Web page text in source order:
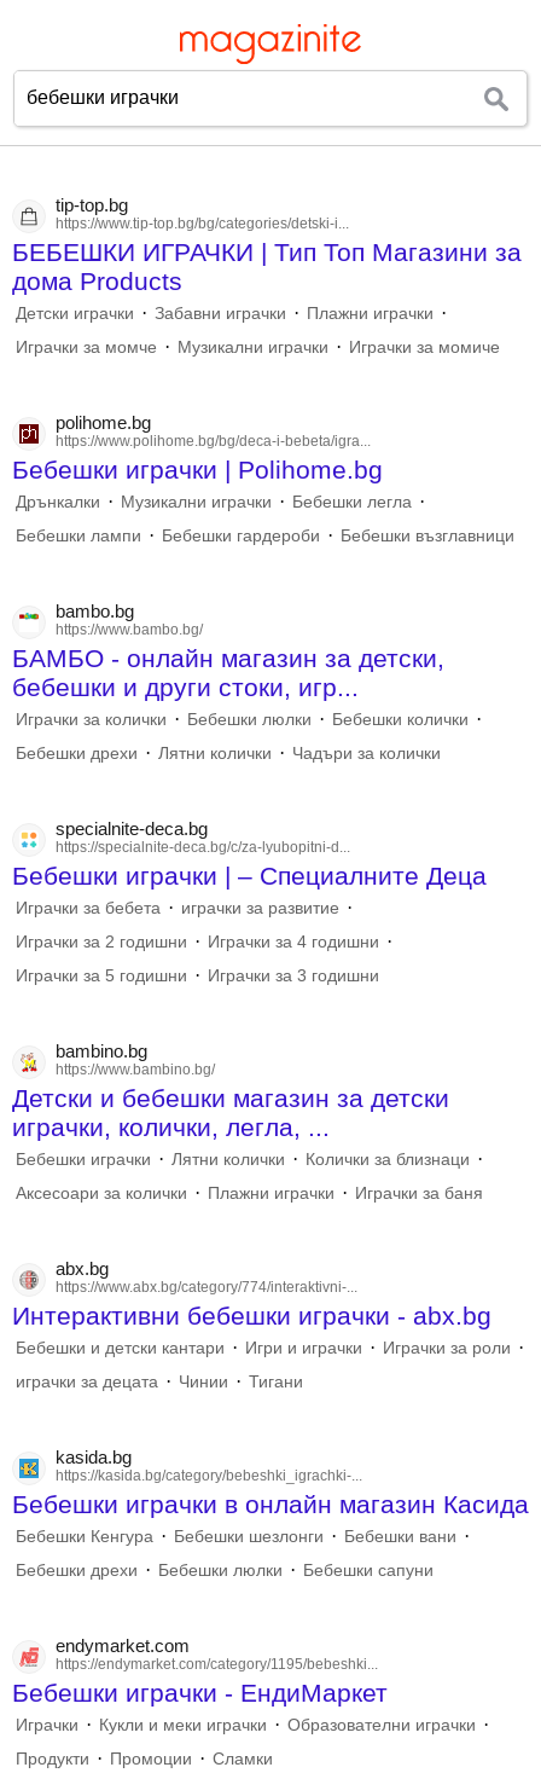
tip-top.bg
https://www.tip-top.bg/bg/categories/detski-i...
БЕБЕШКИ ИГРАЧКИ | Тип Топ Магазини за
дома Products
Детски играчки · Забавни играчки · Плажни играчки ·
Играчки за момче · Музикални играчки · Играчки за момиче
polihome.bg
https://www.polihome.bg/bg/deca-i-bebeta/igra...
Бебешки играчки | Polihome.bg
Дрънкалки · Музикални играчки · Бебешки легла ·
Бебешки лампи · Бебешки гардероби · Бебешки възглавници
bambo.bg
https://www.bambo.bg/
БАМБО - онлайн магазин за детски,
бебешки и други стоки, игр...
Играчки за колички · Бебешки люлки · Бебешки колички ·
Бебешки дрехи · Лятни колички · Чадъри за колички
specialnite-deca.bg
https://specialnite-deca.bg/c/za-lyubopitni-d...
Бебешки играчки | – Специалните Деца
Играчки за бебета · играчки за развитие ·
Играчки за 2 годишни · Играчки за 4 годишни ·
Играчки за 5 годишни · Играчки за 3 годишни
bambino.bg
https://www.bambino.bg/
Детски и бебешки магазин за детски
играчки, колички, легла, ...
Бебешки играчки · Лятни колички · Колички за близнаци ·
Аксесоари за колички · Плажни играчки · Играчки за баня
abx.bg
https://www.abx.bg/category/774/interaktivni-...
Интерактивни бебешки играчки - abx.bg
Бебешки и детски кантари · Игри и играчки · Играчки за роли ·
играчки за децата · Чинии · Тигани
kasida.bg
https://kasida.bg/category/bebeshki_igrachki-...
Бебешки играчки в онлайн магазин Касида
Бебешки Кенгура · Бебешки шезлонги · Бебешки вани ·
Бебешки дрехи · Бебешки люлки · Бебешки сапуни
endymarket.com
https://endymarket.com/category/1195/bebeshki...
Бебешки играчки - ЕндиМаркет
Играчки · Кукли и меки играчки · Образователни играчки ·
Продукти · Промоции · Сламки